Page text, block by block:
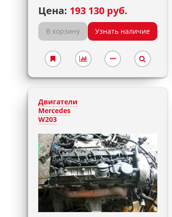
Цена: 193 130 руб.
В корзину Узнать наличие
Двигатели
Mercedes
W203